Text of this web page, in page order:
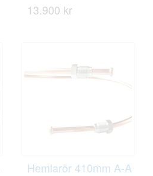
13.900 kr
Hemlarör 410mm A-A